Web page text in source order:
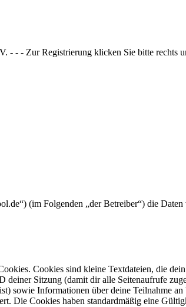
- - - Zur Registrierung klicken Sie bitte rechts
(im Folgenden „der Betreiber“) die
Cookies sind kleine Textdateien, die
Sitzung (damit dir alle Seitenaufrufe
sowie Informationen über deine Teilnahme
Die Cookies haben standardmäßig eine